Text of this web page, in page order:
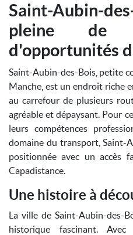
Saint-Aubin-
pleine de
d'opportunités
Saint-Aubin-des-Bois, petite
Manche, est un endroit riche
au carrefour de plusieurs
agréable et dépaysant. Pour
leurs compétences
domaine du transport, Saint-
positionnée avec un accès
Capadistance.
Une histoire à
La ville de Saint-Aubin-des-
historique fascinant.